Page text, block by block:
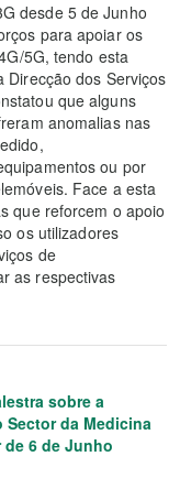
desde 5 de Junho
para apoiar os
5G, tendo esta
dos Serviços
que alguns
anomalias nas
ou por
Face a esta
que reforcem o apoio
os utilizadores
de
as respectivas
sobre a
Sector da Medicina
de 6 de Junho